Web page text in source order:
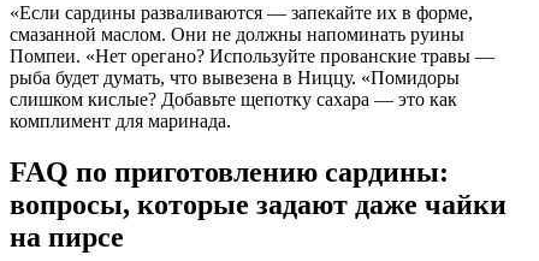
«Если сардины разваливаются — запекайте их в форме,
смазанной маслом. Они не должны напоминать руины
Помпеи. «Нет орегано? Используйте прованские травы —
рыба будет думать, что вывезена в Ниццу. «Помидоры
слишком кислые? Добавьте щепотку сахара — это как
комплимент для маринада.
FAQ по приготовлению сардины:
вопросы, которые задают даже чайки
на пирсе